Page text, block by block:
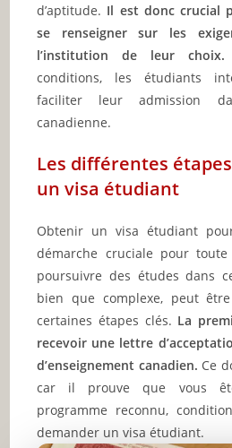
d’aptitude. Il est donc crucial
se renseigner sur les
l’institution de leur choix.
conditions, les étudiants
faciliter leur admission
canadienne.
Les différentes
un visa étudiant
Obtenir un visa étudiant
démarche cruciale pour
poursuivre des études dans
bien que complexe, peut
certaines étapes clés. La
recevoir une lettre
d’enseignement canadien. Ce
car il prouve que vous
programme reconnu,
demander un visa étudiant.